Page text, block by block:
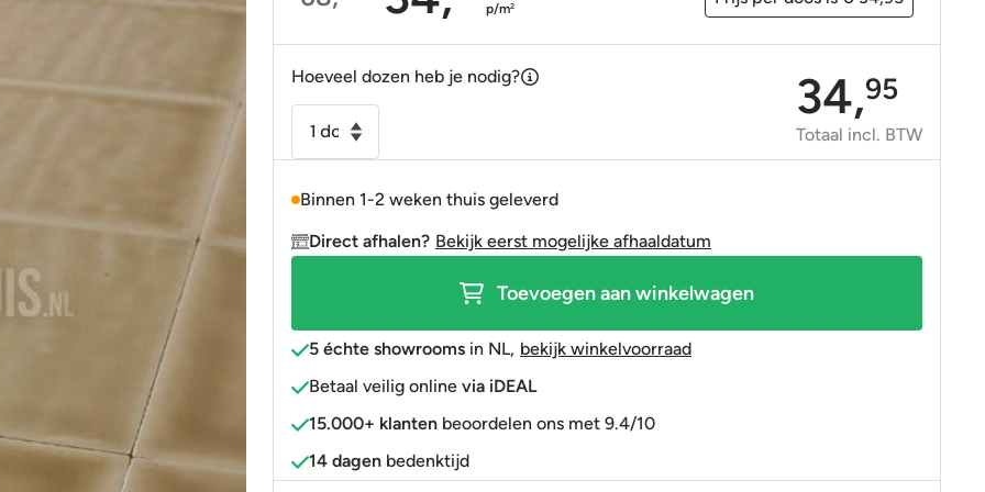
Bruin
OP=OP tegels
Roze
Goud
» Alle kleuren
OP=OP tegels
Oorspronkelijke
was:
Huidige
is:
p/m2
Hoeveel dozen heb je nodig?
Wandtegel
15x15
Artic
Beige
-
look
aantal
34,95
Totaal incl. BTW
Binnen 1-2 weken thuis geleverd
Direct afhalen? Bekijk eerst mogelijke afhaaldatum
Toevoegen aan winkelwagen
5 échte showrooms in NL, bekijk winkelvoorraad
Betaal veilig online via iDEAL
15.000+ klanten beoordelen ons met 9.4/10
14 dagen bedenktijd